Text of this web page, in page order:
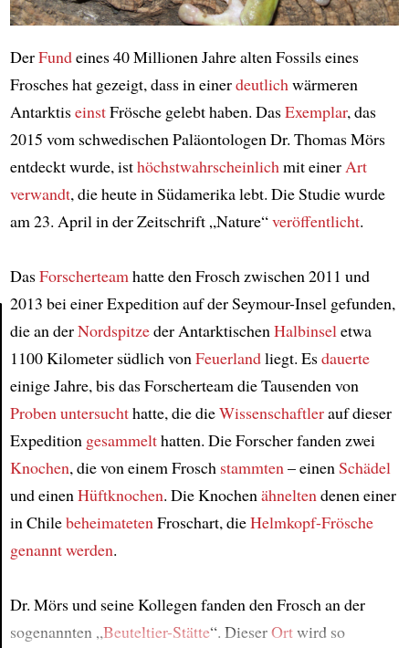
Article
DerFundeines 40 Millionen Jahre alten Fossils eines
Frosches hat gezeigt, dass in einerdeutlich wärmeren
AntarktiseinstFrösche gelebt haben. DasExemplar, das
2015 vom schwedischen Paläontologen Dr. Thomas Mörs
entdeckt wurde, isthöchstwahrscheinlich mit einer Art
verwandt, die heute in Südamerika lebt. Die Studie wurde
am 23. April in der Zeitschrift „Nature“veröffentlicht.
DasForscherteam hatte den Frosch zwischen 2011 und
2013 bei einer Expedition auf der Seymour-Insel gefunden,
die an derNordspitzeder Antarktischen Halbinsel etwa
1100 Kilometer südlich von Feuerlandliegt. Esdauerte
einige Jahre, bis das Forscherteam die Tausenden von
Proben untersuchthatte, die dieWissenschaftlerauf dieser
Expedition gesammelthatten. Die Forscher fanden zwei
Knochen, die von einem Frosch stammten – einen Schädel
und einen Hüftknochen. Die Knochen ähnelten denen einer
in Chilebeheimateten Froschart, dieHelmkopf-Frösche
genannt werden.
Dr. Mörs und seine Kollegen fanden den Frosch an der
sogenannten „Beuteltier-Stätte“. DieserOrtwird so